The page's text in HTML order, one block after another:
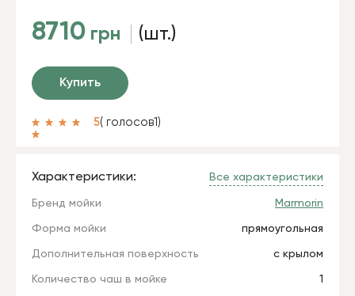
8710 грн (шт.)
Купить
5( голосов1 )
Характеристики: Все характеристики
Бренд мойки Marmorin
Форма мойки прямоугольная
Дополнительная поверхность с крылом
Количество чаш в мойке 1